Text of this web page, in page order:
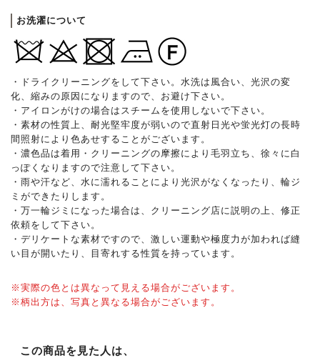
お洗濯について
・ドライクリーニングをして下さい。水洗は風合い、光沢の変
化、縮みの原因になりますので、お避け下さい。
・アイロンがけの場合はスチームを使用しないで下さい。
・素材の性質上、耐光堅牢度が弱いので直射日光や蛍光灯の長時
間照射により色あせすることがございます。
・濃色品は着用・クリーニングの摩擦により毛羽立ち、徐々に白
っぽくなりますので注意して下さい。
・雨や汗など、水に濡れることにより光沢がなくなったり、輪ジ
ミができたりします。
・万一輪ジミになった場合は、クリーニング店に説明の上、修正
依頼をして下さい。
・デリケートな素材ですので、激しい運動や極度力が加われば縫
い目が開いたり、目寄れする性質を持っています。
※実際の色とは異なって見える場合がございます。
※柄出方は、写真と異なる場合がございます。
この商品を見た人は、